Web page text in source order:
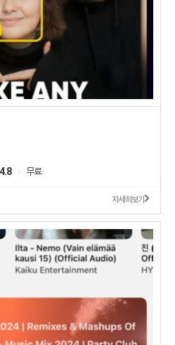
4.8 무료
자세히보기